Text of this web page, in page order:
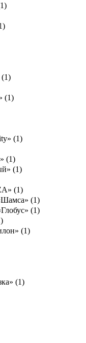
1)
)
(1)
(1)
(1)
(1)
(1)
(1)
(1)
(1)
)
(1)
(1)